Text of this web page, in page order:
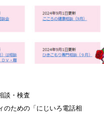
談・検査
のための「にじいろ電話相